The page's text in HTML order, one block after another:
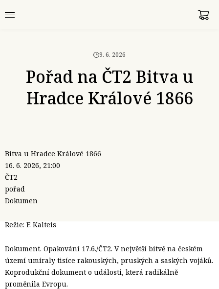
9. 6. 2026
Pořad na ČT2 Bitva u
Hradce Králové 1866
Bitva u Hradce Králové 1866
16. 6. 2026, 21:00
ČT2
pořad
Dokumen
Režie: F. Kalteis
Dokument. Opakování 17.6./ČT2. V největší bitvě na českém
území umíraly tisíce rakouských, pruských a saských vojáků.
Koprodukční dokument o události, která radikálně
proměnila Evropu.